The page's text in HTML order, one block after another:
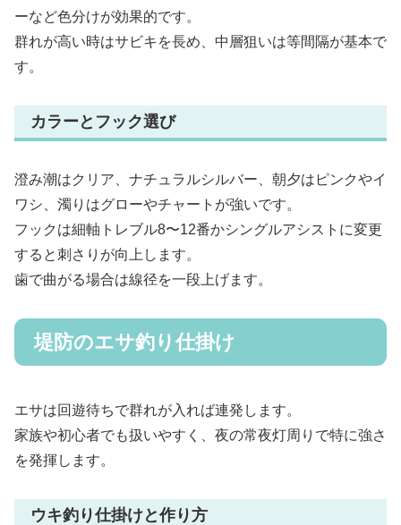
ーなど色分けが効果的です。
群れが高い時はサビキを長め、中層狙いは等間隔が基本で
す。
カラーとフック選び
澄み潮はクリア、ナチュラルシルバー、朝夕はピンクやイ
ワシ、濁りはグローやチャートが強いです。
フックは細軸トレブル8〜12番かシングルアシストに変更
すると刺さりが向上します。
歯で曲がる場合は線径を一段上げます。
堤防のエサ釣り仕掛け
エサは回遊待ちで群れが入れば連発します。
家族や初心者でも扱いやすく、夜の常夜灯周りで特に強さ
を発揮します。
ウキ釣り仕掛けと作り方